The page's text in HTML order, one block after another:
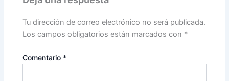
Tu dirección de correo electrónico no será publicada.
Los campos obligatorios están marcados con *
Comentario *